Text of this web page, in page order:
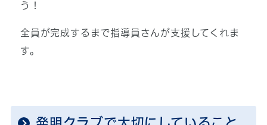
う！
全員が完成するまで指導員さんが支援してくれま
す。